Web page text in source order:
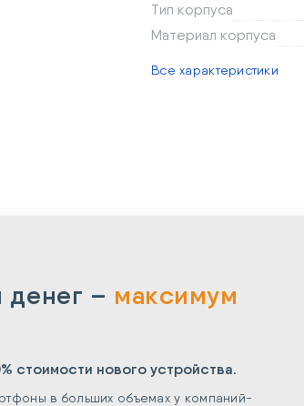
Тип корпуса
Материал корпуса
Все характеристики
– максимум
стоимости нового устройства.
в больших объемах у компаний-